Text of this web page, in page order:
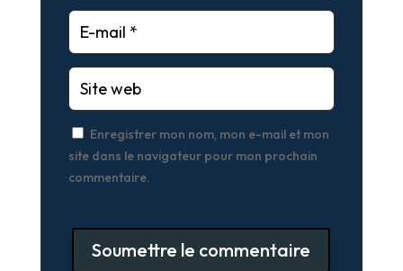
Enregistrer mon nom, mon e-mail et mon
site dans le navigateur pour mon prochain
commentaire.
Soumettre le commentaire